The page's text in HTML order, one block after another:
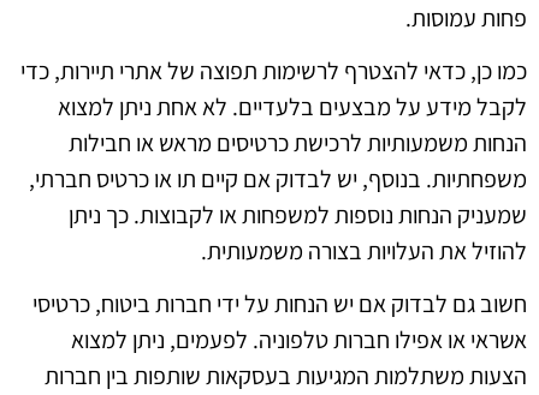
פחות עמוסות.
כמו כן, כדאי להצטרף לרשימות תפוצה של אתרי תיירות, כדי
לקבל מידע על מבצעים בלעדיים. לא אחת ניתן למצוא
הנחות משמעותיות לרכישת כרטיסים מראש או חבילות
משפחתיות. בנוסף, יש לבדוק אם קיים תו או כרטיס חברתי,
שמעניק הנחות נוספות למשפחות או לקבוצות. כך ניתן
להוזיל את העלויות בצורה משמעותית.
חשוב גם לבדוק אם יש הנחות על ידי חברות ביטוח, כרטיסי
אשראי או אפילו חברות טלפוניה. לפעמים, ניתן למצוא
הצעות משתלמות המגיעות בעסקאות שותפות בין חברות